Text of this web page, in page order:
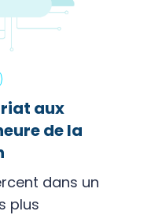
aux
de la
dans un
plus